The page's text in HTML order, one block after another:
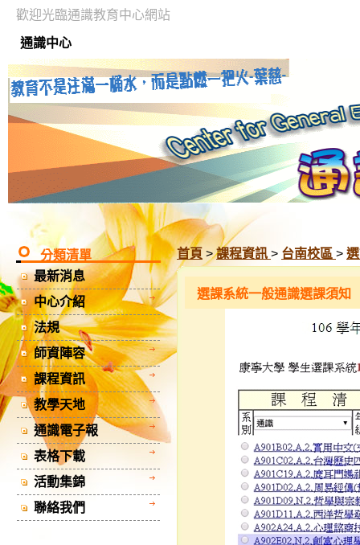
通識中心
歡迎光臨通識教育中心網站
分類清單
最新消息
中心介紹
法規
師資陣容
課程資訊
教學天地
通識電子報
表格下載
活動集錦
聯絡我們
首頁 >課程資訊 > 台南校區 >
選課系統一般通識選課須知